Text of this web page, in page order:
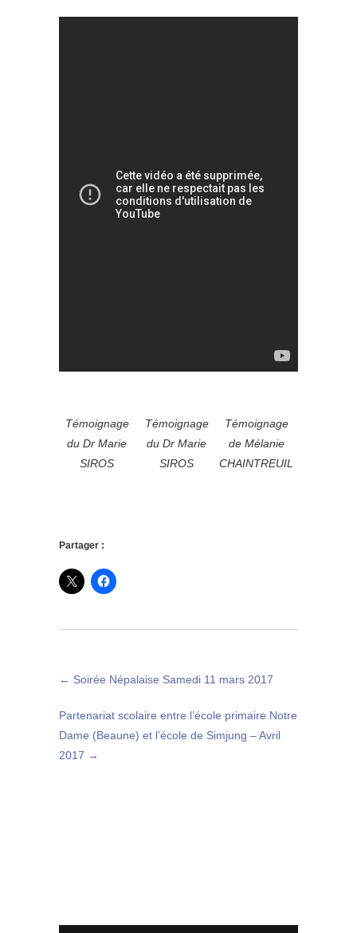
Témoignage
du Dr Marie
SIROS
Témoignage
du Dr Marie
SIROS
Témoignage
de Mélanie
CHAINTREUIL
Partager :
← Soirée Népalaise Samedi 11 mars 2017
Partenariat scolaire entre l’école primaire Notre
Dame (Beaune) et l’école de Simjung – Avril
2017 →